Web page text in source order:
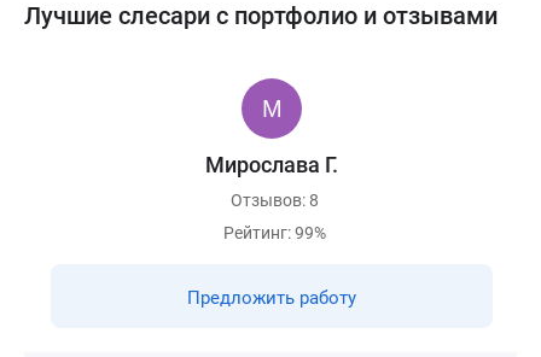
Лучшие слесари с портфолио и отзывами
Мирослава Г.
Отзывов: 8
Рейтинг: 99%
Предложить работу